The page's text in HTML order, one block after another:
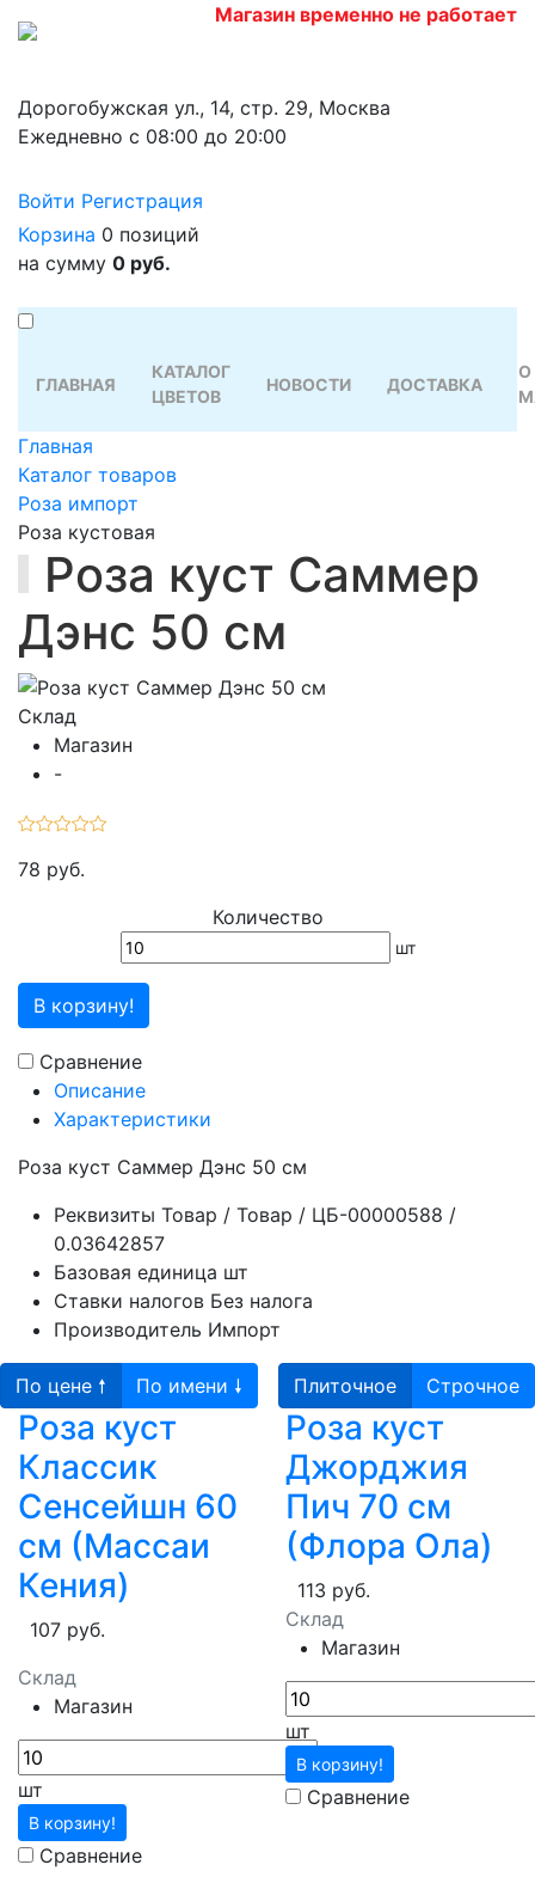
Магазин временно не работает
Дорогобужская ул., 14, стр. 29, Москва
Ежедневно с 08:00 до 20:00
Войти Регистрация
Корзина 0 позиций
на сумму 0 руб.
ГЛАВНАЯ
КАТАЛОГ
ЦВЕТОВ
НОВОСТИ ДОСТАВКА
О
Главная
Каталог товаров
Роза импорт
Роза кустовая
Роза куст Саммер
Дэнс 50 см
Склад
Магазин
-
78 руб.
Количество
шт
В корзину!
Сравнение
Описание
Характеристики
Роза куст Саммер Дэнс 50 см
Реквизиты Товар / Товар / ЦБ-00000588 /
0.03642857
Базовая единица шт
Ставки налогов Без налога
Производитель Импорт
По цене 🠕 По имени 🠗 Плиточное Строчное
Роза куст
Классик
Сенсейшн 60
см (Массаи
Кения)
107 руб.
Склад
Магазин
шт
В корзину!
Сравнение
Роза куст
Джорджия
Пич 70 см
(Флора Ола)
113 руб.
Склад
Магазин
шт
В корзину!
Сравнение